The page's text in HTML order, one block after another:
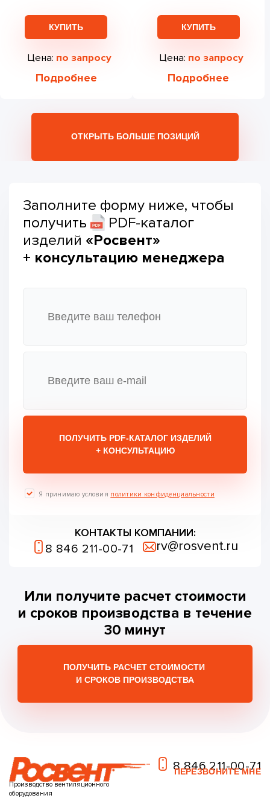
КУПИТЬ
Цена: по запросу
Подробнее
КУПИТЬ
Цена: по запросу
Подробнее
ОТКРЫТЬ БОЛЬШЕ ПОЗИЦИЙ
Заполните форму ниже, чтобы
получить
PDF-каталог
изделий «Росвент»
+ консультацию менеджера
ПОЛУЧИТЬ PDF-КАТАЛОГ ИЗДЕЛИЙ
+ КОНСУЛЬТАЦИЮ
Я принимаю условия политики конфиденциальности
КОНТАКТЫ КОМПАНИИ:
8 846 211-00-71 rv@rosvent.ru
Или получите расчет стоимости
и сроков производства в течение
30 минут
ПОЛУЧИТЬ РАСЧЕТ СТОИМОСТИ
И СРОКОВ ПРОИЗВОДСТВА
Производство вентиляционного
оборудования
8 846 211-00-71
ПЕРЕЗВОНИТЕ МНЕ